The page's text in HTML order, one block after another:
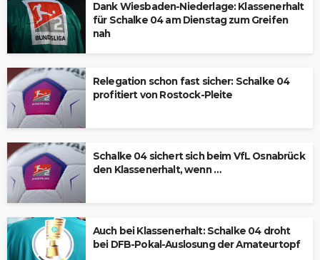
Dank Wiesbaden-Niederlage: Klassenerhalt
für Schalke 04 am Dienstag zum Greifen
nah
Relegation schon fast sicher: Schalke 04
profitiert von Rostock-Pleite
Schalke 04 sichert sich beim VfL Osnabrück
den Klassenerhalt, wenn …
Auch bei Klassenerhalt: Schalke 04 droht
bei DFB-Pokal-Auslosung der Amateurtopf